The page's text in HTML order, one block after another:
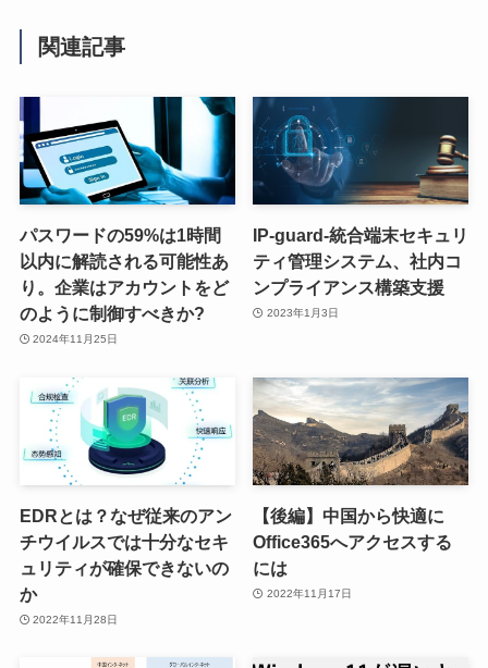
関連記事
パスワードの59%は1時間
以内に解読される可能性あ
り。企業はアカウントをど
のように制御すべきか?
2024年11月25日
IP-guard-統合端末セキュリ
ティ管理システム、社内コ
ンプライアンス構築支援
2023年1月3日
EDRとは？なぜ従来のアン
チウイルスでは十分なセキ
ュリティが確保できないの
か
2022年11月28日
【後編】中国から快適に
Office365へアクセスする
には
2022年11月17日